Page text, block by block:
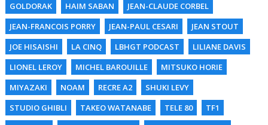
GOLDORAK
HAIM SABAN
JEAN-CLAUDE CORBEL
JEAN-FRANCOIS PORRY
JEAN-PAUL CESARI
JEAN STOUT
JOE HISAISHI
LA CINQ LBHGT PODCAST
LILIANE DAVIS
LIONEL LEROY
MICHEL BAROUILLE
MITSUKO HORIE
MIYAZAKI
NOAM RECRE A2
SHUKI LEVY
STUDIO GHIBLI
TAKEO WATANABE TELE 80
TF1